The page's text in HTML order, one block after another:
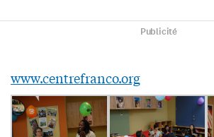
Publicité
www.centrefranco.org